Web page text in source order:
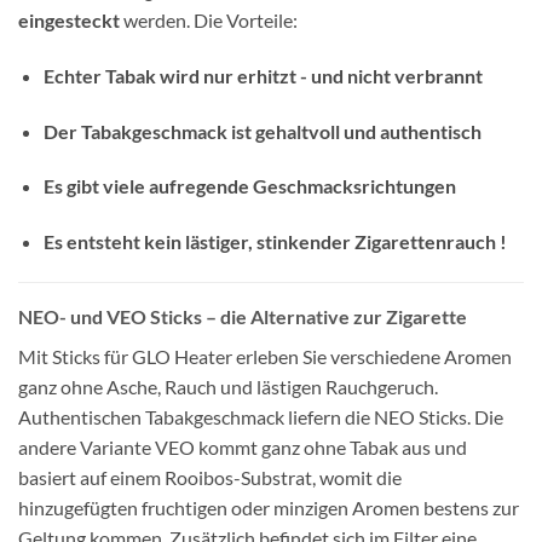
eingestecktwerden. Die Vorteile:
Echter Tabak wird nur erhitzt - und nicht verbrannt
Der Tabakgeschmack ist gehaltvoll und authentisch
Es gibt viele aufregende Geschmacksrichtungen
Es entsteht kein lästiger, stinkender Zigarettenrauch !
NEO- und VEO Sticks – die Alternative zur Zigarette
Mit Sticks für GLO Heater erleben Sie verschiedene Aromen
ganz ohne Asche, Rauch und lästigen Rauchgeruch.
Authentischen Tabakgeschmack liefern die NEO Sticks. Die
andere Variante VEO kommt ganz ohne Tabak aus und
basiert auf einem Rooibos-Substrat, womit die
hinzugefügten fruchtigen oder minzigen Aromen bestens zur